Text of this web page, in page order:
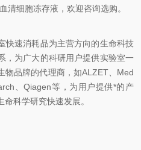
清细胞冻存液，欢迎咨询选购。
速消耗品为主营方向的生命科技
，为广大的科研用户提供实验室一
物品牌的代理商，如ALZET、Med
、Qiagen等，为用户提供*的产
科学研究快速发展。